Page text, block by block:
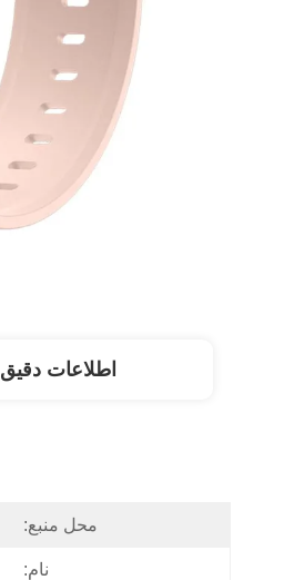
اطلاعات دقیق
محل منبع:
نام: